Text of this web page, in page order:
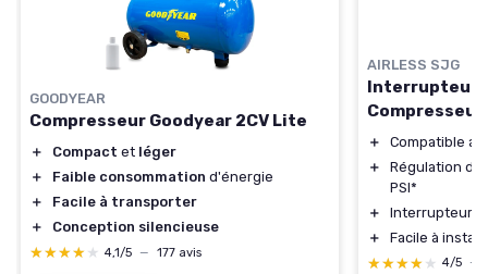
GOODYEAR
Compresseur Goodyear 2CV Lite
＋ Compact et léger
＋
Faible consommation d'énergie
＋
Facile à transporter
＋
Conception silencieuse
★★★★★
★★★★★ 4,1/5 — 177 avis
AIRLESS SJG
Interrupteur
Compresseur
＋
Compatible
＋
Régulation
PSI*
＋
Interrupteur à
＋
Facile à
★★★★★
★★★★★ 4/5 —